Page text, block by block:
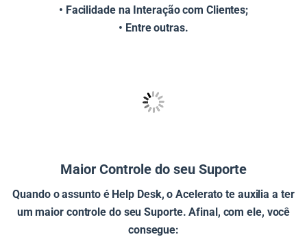
• Facilidade na Interação com Clientes;
• Entre outras.
Maior Controle do seu Suporte
Quando o assunto é Help Desk, o Acelerato te auxilia a ter
um maior controle do seu Suporte. Afinal, com ele, você
consegue: